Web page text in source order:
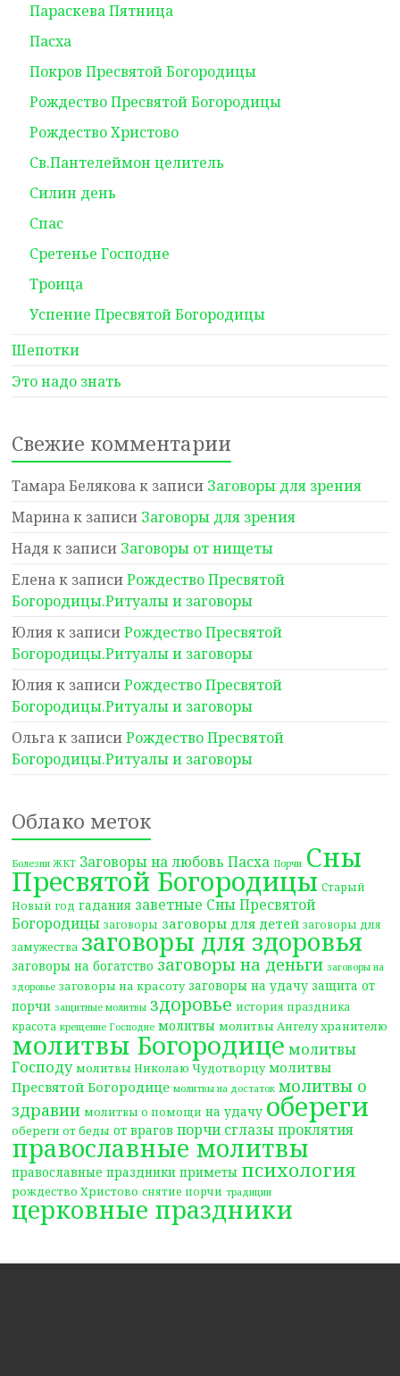
Параскева Пятница
Пасха
Покров Пресвятой Богородицы
Рождество Пресвятой Богородицы
Рождество Христово
Св.Пантелеймон целитель
Силин день
Спас
Сретенье Господне
Троица
Успение Пресвятой Богородицы
Шепотки
Это надо знать
Свежие комментарии
Тамара Беляковак записи Заговоры для зрения
Маринак записи Заговоры для зрения
Надяк записи Заговоры от нищеты
Еленак записиРождество Пресвятой
Богородицы.Ритуалы и заговоры
Юлияк записиРождество Пресвятой
Богородицы.Ритуалы и заговоры
Юлияк записиРождество Пресвятой
Богородицы.Ритуалы и заговоры
Ольгак записиРождество Пресвятой
Богородицы.Ритуалы и заговоры
Облако меток
Болезни ЖКТ Заговоры на любовь Пасха Порчи Сны
Пресвятой Богородицы Старый
Новый год гадания заветные Сны Пресвятой
Богородицы заговоры заговоры для детей заговоры для
замужества заговоры для здоровья
заговоры на богатство заговоры на деньги заговоры на
здоровье заговоры на красоту заговоры на удачу защита от
порчи защитные молитвы здоровье история праздника
красота крещение Господне молитвы молитвы Ангелу хранителю
молитвы Богородице молитвы
Господу молитвы Николаю Чудотворцу молитвы
Пресвятой Богородице молитвы на достаток молитвы о
здравии молитвы о помощи на удачу обереги
обереги от беды от врагов порчи сглазы проклятия
православные молитвы
православные праздники приметы психология
рождество Христово снятие порчи традиции
церковные праздники